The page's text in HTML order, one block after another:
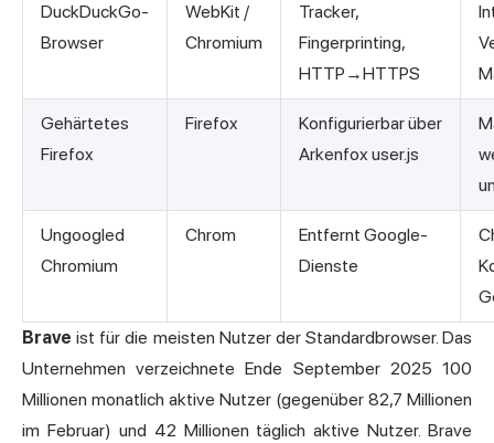
DuckDuckGo-
Browser
WebKit /
Chromium
Tracker,
Fingerprinting,
HTTP→HTTPS
Gehärtetes
Firefox
Firefox
Konfigurierbar über
Arkenfox user.js
Ungoogled
Chromium
Chrom
Entfernt Google-
Dienste
Brave ist für die meisten Nutzer der Standardbrowser. Das
Unternehmen verzeichnete Ende September 2025 100
Millionen monatlich aktive Nutzer (gegenüber 82,7 Millionen
im Februar) und 42 Millionen täglich aktive Nutzer. Brave